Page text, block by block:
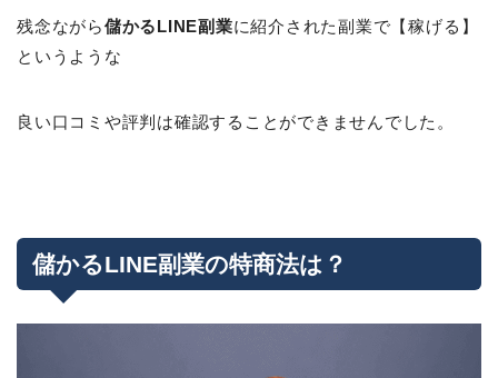
残念ながら儲かるLINE副業に紹介された副業で【稼げる】
というような
良い口コミや評判は確認することができませんでした。
儲かるLINE副業の特商法は？